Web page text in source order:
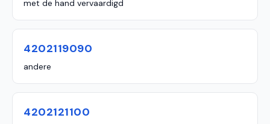
met de hand vervaardigd
4202119090
andere
4202121100